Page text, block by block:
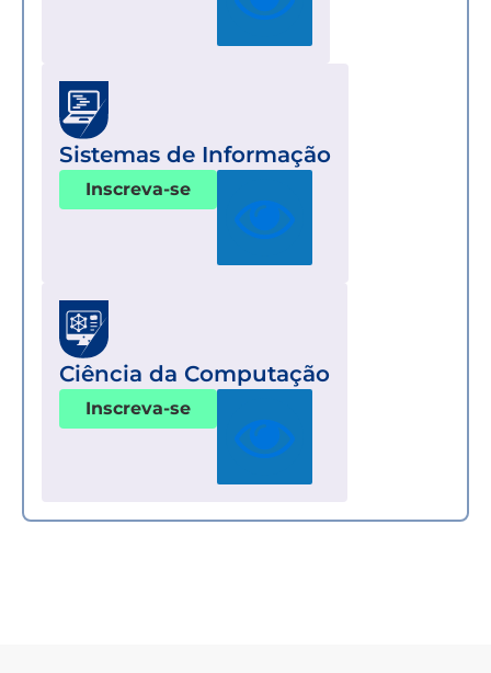
Sistemas de Informação
Inscreva-se
Ciência da Computação
Inscreva-se